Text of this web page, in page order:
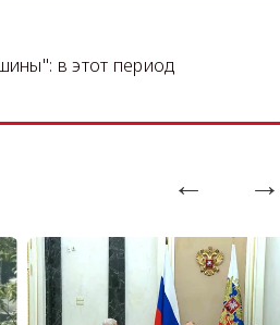
в этот период